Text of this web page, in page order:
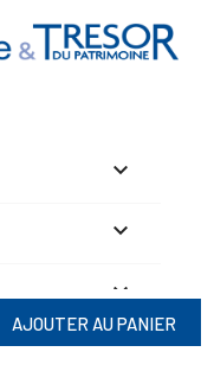
AJOUTER AU PANIER


